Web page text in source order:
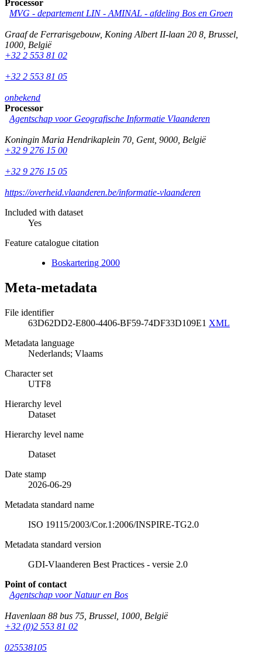
Processor
MVG - departement LIN - AMINAL - afdeling Bos en Groen
Graaf de Ferrarisgebouw, Koning Albert II-laan 20 8 Brussel
1000 België
+32 2 553 81 02
+32 2 553 81 05
onbekend
Processor
Agentschap voor Geografische Informatie Vlaanderen
Koningin Maria Hendrikaplein 70 Gent, 9000 België
+32 9 276 15 00
+32 9 276 15 05
https://overheid.vlaanderen.be/informatie-vlaanderen
Included with dataset
Yes
Feature catalogue citation
Boskartering 2000
Meta-metadata
File identifier
63D62DD2-E800-4406-BF59-74DF33D109E1 XML
Metadata language
Nederlands; Vlaams
Character set
UTF8
Hierarchy level
Dataset
Hierarchy level name
Dataset
Date stamp
2026-06-29
Metadata standard name
ISO 19115/2003/Cor.1:2006/INSPIRE-TG2.0
Metadata standard version
GDI-Vlaanderen Best Practices - versie 2.0
Point of contact
Agentschap voor Natuur en Bos
Havenlaan 88 bus 75 Brussel 1000 België
+32 (0)2 553 81 02
025538105